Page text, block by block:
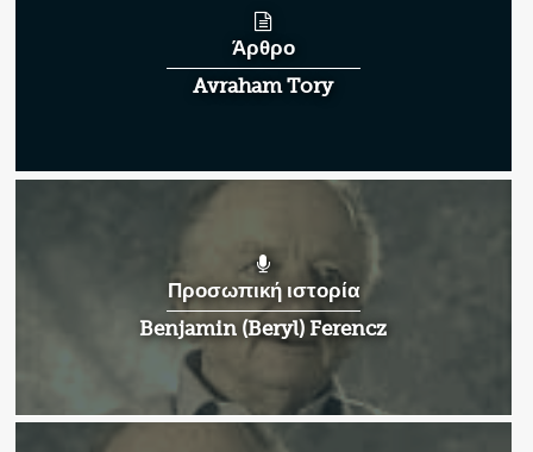
Άρθρο
Avraham Tory
Προσωπική ιστορία
Benjamin (Beryl) Ferencz